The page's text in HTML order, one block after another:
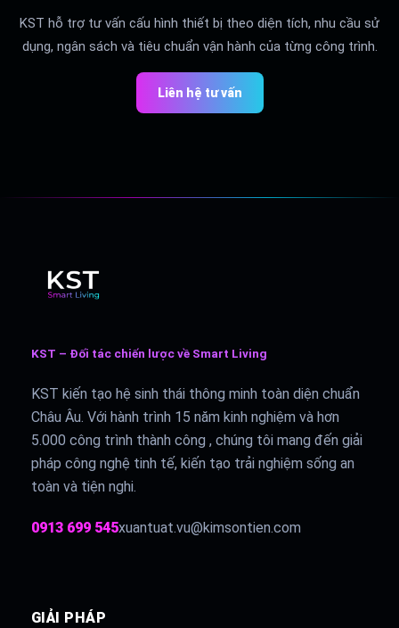
KST hỗ trợ tư vấn cấu hình thiết bị theo diện tích, nhu cầu sử
dụng, ngân sách và tiêu chuẩn vận hành của từng công trình.
Liên hệ tư vấn
KST – Đối tác chiến lược về Smart Living
KST kiến tạo hệ sinh thái thông minh toàn diện chuẩn
Châu Âu. Với hành trình 15 năm kinh nghiệm và hơn
5.000 công trình thành công , chúng tôi mang đến giải
pháp công nghệ tinh tế, kiến tạo trải nghiệm sống an
toàn và tiện nghi.
0913 699 545xuantuat.vu@kimsontien.com
GIẢI PHÁP